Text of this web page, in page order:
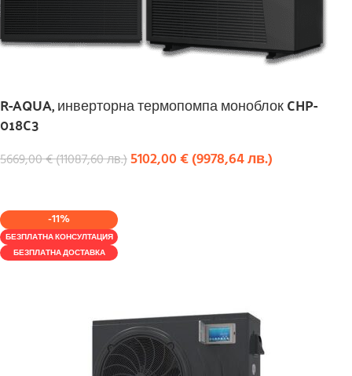
R-AQUA, инверторна термопомпа моноблок CHP-
018C3
5669,00€(11087,60лв.)5102,00€(9978,64лв.)
-11%
БЕЗПЛАТНА КОНСУЛТАЦИЯ
БЕЗПЛАТНА ДОСТАВКА